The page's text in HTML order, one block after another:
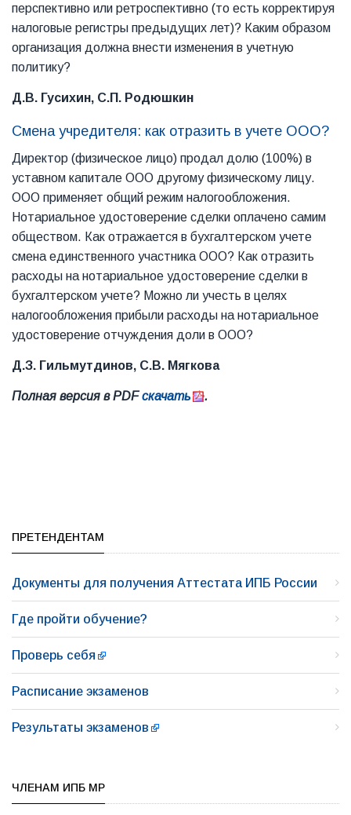
перспективно или ретроспективно (то есть корректируя
налоговые регистры предыдущих лет)? Каким образом
организация должна внести изменения в учетную
политику?
Д.В. Гусихин, С.П. Родюшкин
Смена учредителя: как отразить в учете ООО?
Директор (физическое лицо) продал долю (100%) в
уставном капитале ООО другому физическому лицу.
ООО применяет общий режим налогообложения.
Нотариальное удостоверение сделки оплачено самим
обществом. Как отражается в бухгалтерском учете
смена единственного участника ООО? Как отразить
расходы на нотариальное удостоверение сделки в
бухгалтерском учете? Можно ли учесть в целях
налогообложения прибыли расходы на нотариальное
удостоверение отчуждения доли в ООО?
Д.З. Гильмутдинов, С.В. Мягкова
Полная версия в PDFскачать .
ПРЕТЕНДЕНТАМ
Документы для получения Аттестата ИПБ России
Где пройти обучение?
Проверь себя
Расписание экзаменов
Результаты экзаменов
ЧЛЕНАМ ИПБ МР